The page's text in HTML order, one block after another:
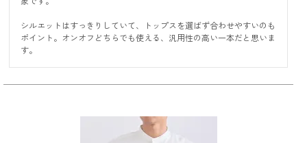
シルエットはすっきりしていて、トップスを選ばず合わせやすいのも
ポイント。オンオフどちらでも使える、汎用性の高い一本だと思いま
す。